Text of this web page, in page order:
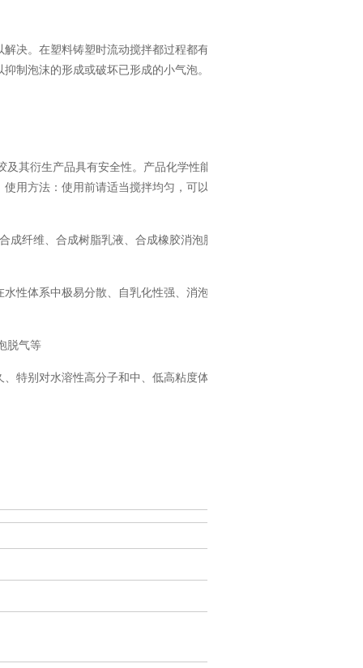
决。在塑料铸塑时流动搅拌都过程都有
制泡沫的形成或破坏已形成的小气泡。
其衍生产品具有安全性。产品化学性能
用方法：使用前请适当搅拌均匀，可以
纤维、合成树脂乳液、合成橡胶消泡脱
性体系中极易分散、自乳化性强、消泡
脱气等
特别对水溶性高分子和中、低高粘度体